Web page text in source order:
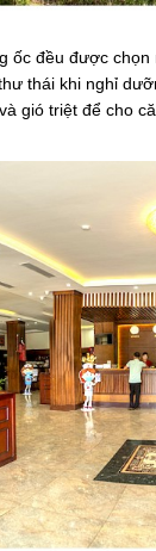
ốc đều được
thái khi nghỉ
gió triệt để cho